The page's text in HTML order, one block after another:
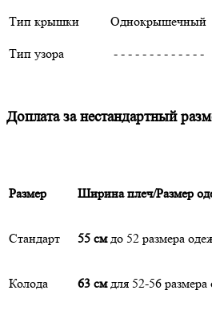
Тип крышки Однокрышечный
Тип узора - - - - - - - - - - - - -
Доплата за нестандартный
Размер Ширина плеч/Размер
Стандарт 55 смдо 52 размера
Колода 63 смдля 52-56